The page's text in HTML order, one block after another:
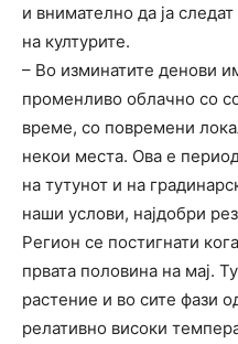
и внимателно да ја
на културите.
– Во изминатите денови
променливо облачно со
време, со повремени
некои места. Ова е
на тутунот и на
наши услови, најдобри
Регион се постигнати
првата половина на мај.
растение и во сите фази
релативно високи